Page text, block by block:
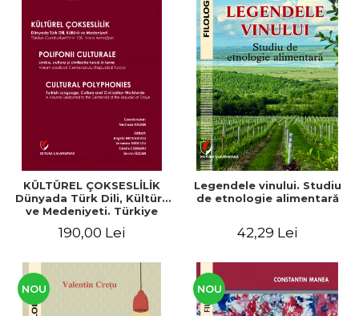
KÜLTÜREL ÇOKSESLİLİK
Dünyada Türk Dili, Kültürü
ve Medeniyeti. Türkiye
Armağan/ POLIFONII
și civilizația turcă în lume.
Centenarului
190,00 Lei
Legendele vinului. Studiu
de etnologie alimentară
42,29 Lei
NOU NOU